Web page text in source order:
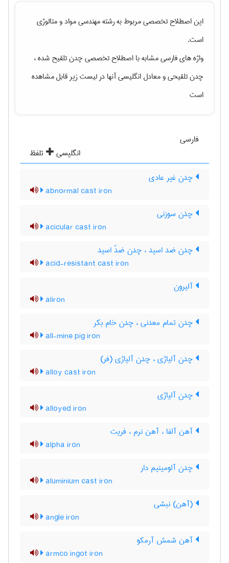
این اصطلاح تخصصی مربوط به رشتهمهندسی مواد و متالوژی
است.
واژه های فارسی مشابه با اصطلاح تخصصیچدن تلقیح شده ،
چدن تلقیحیو معادل انگلیسی آنها در لیست زیر قابل مشاهده
است
فارسی
انگلیسی
تلفظ
چدن غیر عادی
abnormal cast iron
چدن سوزنی
acicular cast iron
چدن ضد اسید ، چدن ضدّ اسید
acid-resistant cast iron
آلیرون
aliron
چدن تمام معدنی ، چدن خام بکر
all-mine pig iron
چدن آلیاژی ، چدن آلیاژی (فر)
alloy cast iron
چدن آلیاژی
alloyed iron
آهن آلفا ، آهن نرم ، فریت
alpha iron
چدن آلومینیم دار
aluminium cast iron
(آهن) نبشی
angle iron
آهن شمش آرمکو
armco ingot iron